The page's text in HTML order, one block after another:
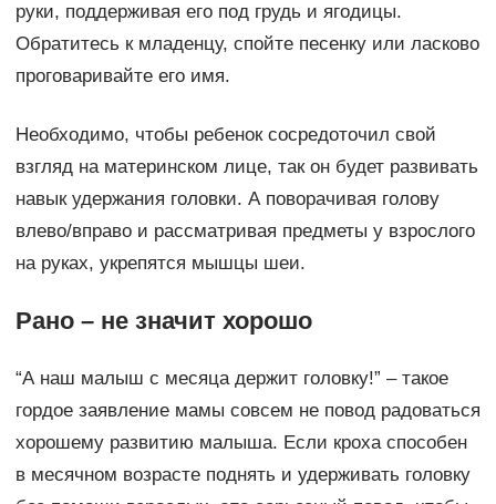
руки, поддерживая его под грудь и ягодицы.
Обратитесь к младенцу, спойте песенку или ласково
проговаривайте его имя.
Необходимо, чтобы ребенок сосредоточил свой
взгляд на материнском лице, так он будет развивать
навык удержания головки. А поворачивая голову
влево/вправо и рассматривая предметы у взрослого
на руках, укрепятся мышцы шеи.
Рано – не значит хорошо
“А наш малыш с месяца держит головку!” – такое
гордое заявление мамы совсем не повод радоваться
хорошему развитию малыша. Если кроха способен
в месячном возрасте поднять и удерживать головку